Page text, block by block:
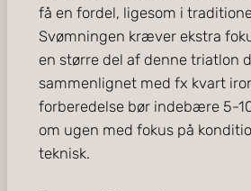
få en fordel, ligesom i
Svømningen kræver ekstra
en større del af denne triatlon
sammenlignet med fx kvart
forberedelse bør indebære 5-
om ugen med fokus på
teknisk.